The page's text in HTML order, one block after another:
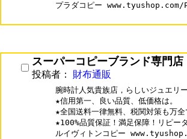
プラダコピー
スーパーコピーブランド専門店
投稿者： 財布通販
腕時計人気貴族店，らしいジュエリ
★信用第一、良い品質、低価格は。
★全国送料一律無料、税関対策も万全
★100%品質保証！満足保障！リピー
ルイヴィトンコピー